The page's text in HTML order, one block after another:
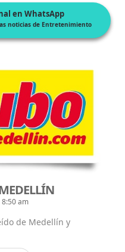
en WhatsApp
noticias de Entretenimiento
8:50 am
de Medellín y